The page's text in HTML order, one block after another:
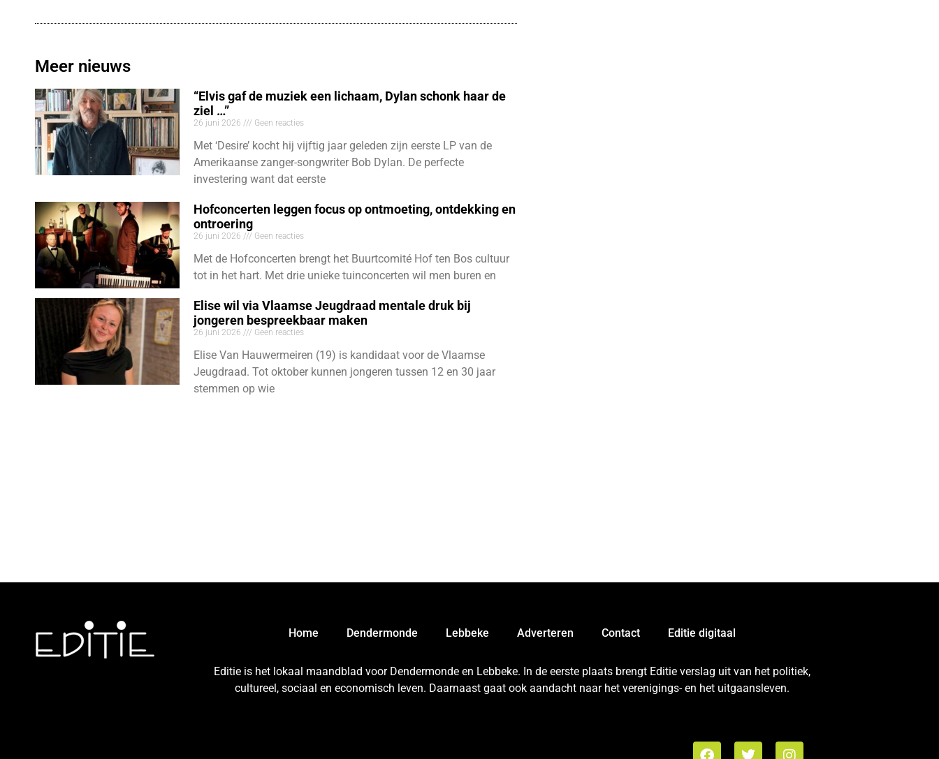
Meer nieuws
“Elvis gaf de muziek een lichaam, Dylan schonk haar de
ziel …”
26 juni 2026 Geen reacties
Met ‘Desire’ kocht hij vijftig jaar geleden zijn eerste LP van de
Amerikaanse zanger-songwriter Bob Dylan. De perfecte
investering want dat eerste
Hofconcerten leggen focus op ontmoeting, ontdekking en
ontroering
26 juni 2026 Geen reacties
Met de Hofconcerten brengt het Buurtcomité Hof ten Bos cultuur
tot in het hart. Met drie unieke tuinconcerten wil men buren en
Elise wil via Vlaamse Jeugdraad mentale druk bij
jongeren bespreekbaar maken
26 juni 2026 Geen reacties
Elise Van Hauwermeiren (19) is kandidaat voor de Vlaamse
Jeugdraad. Tot oktober kunnen jongeren tussen 12 en 30 jaar
stemmen op wie
Home Dendermonde Lebbeke Adverteren Contact Editie digitaal
Editie is het lokaal maandblad voor Dendermonde en Lebbeke. In de eerste plaats brengt Editie verslag uit van het politiek,
cultureel, sociaal en economisch leven. Daarnaast gaat ook aandacht naar het verenigings- en het uitgaansleven.